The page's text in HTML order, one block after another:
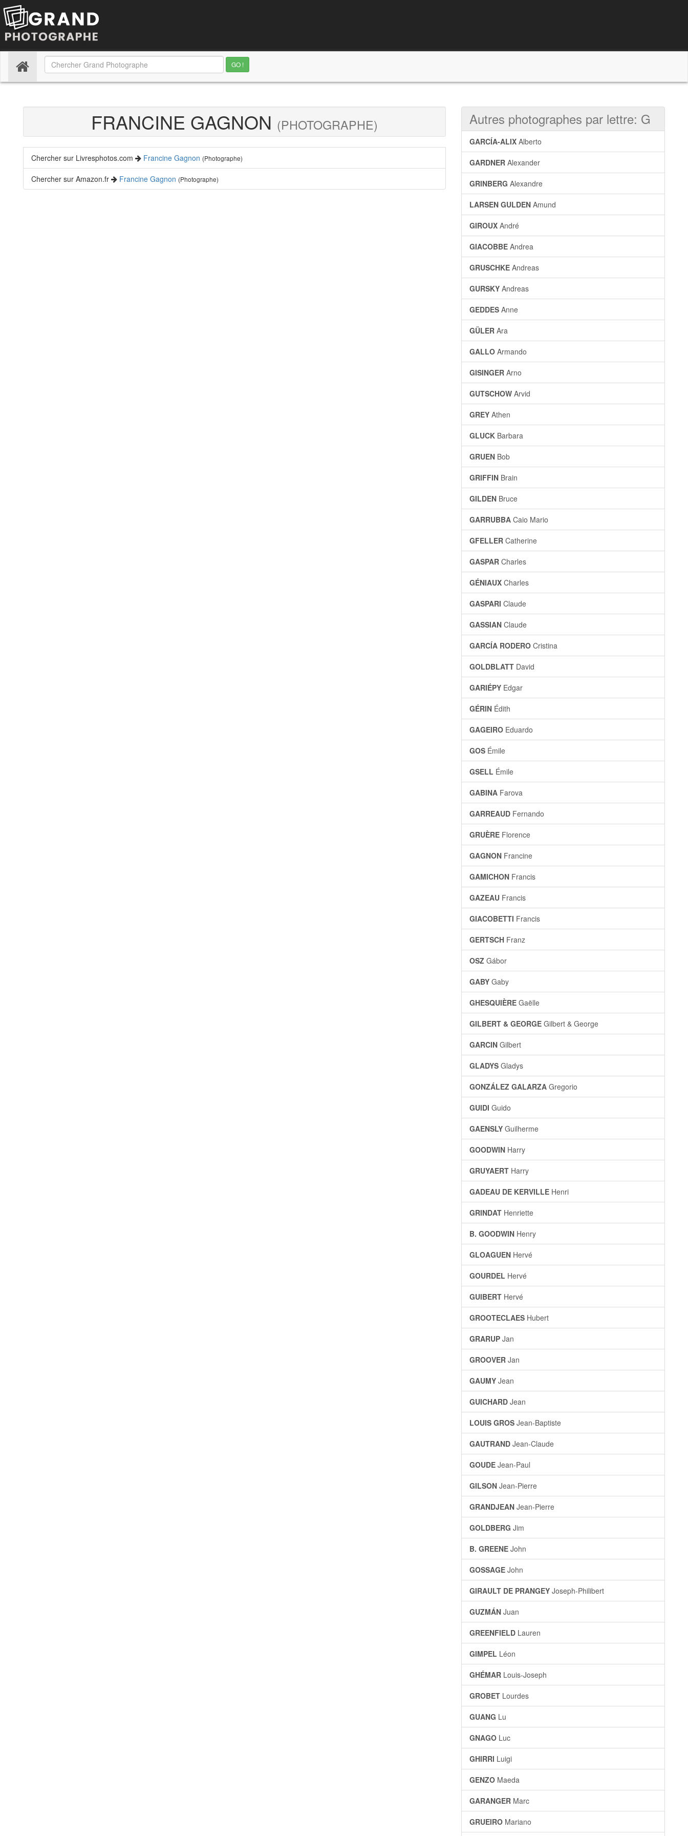
(current)
FRANCINE GAGNON (PHOTOGRAPHE)
Chercher sur Livresphotos.com Francine Gagnon (Photographe)
Chercher sur Amazon.fr Francine Gagnon (Photographe)
Autres photographes par lettre: G
GARCÍA-ALIX Alberto
GARDNER Alexander
GRINBERG Alexandre
LARSEN GULDEN Amund
GIROUX André
GIACOBBE Andrea
GRUSCHKE Andreas
GURSKY Andreas
GEDDES Anne
GÜLER Ara
GALLO Armando
GISINGER Arno
GUTSCHOW Arvid
GREY Athen
GLUCK Barbara
GRUEN Bob
GRIFFIN Brain
GILDEN Bruce
GARRUBBA Caio Mario
GFELLER Catherine
GASPAR Charles
GÉNIAUX Charles
GASPARI Claude
GASSIAN Claude
GARCÍA RODERO Cristina
GOLDBLATT David
GARIÉPY Edgar
GÉRIN Édith
GAGEIRO Eduardo
GOS Émile
GSELL Émile
GABINA Farova
GARREAUD Fernando
GRUÈRE Florence
GAGNON Francine
GAMICHON Francis
GAZEAU Francis
GIACOBETTI Francis
GERTSCH Franz
OSZ Gábor
GABY Gaby
GHESQUIÈRE Gaëlle
GILBERT & GEORGE Gilbert & George
GARCIN Gilbert
GLADYS Gladys
GONZÁLEZ GALARZA Gregorio
GUIDI Guido
GAENSLY Guilherme
GOODWIN Harry
GRUYAERT Harry
GADEAU DE KERVILLE Henri
GRINDAT Henriette
B. GOODWIN Henry
GLOAGUEN Hervé
GOURDEL Hervé
GUIBERT Hervé
GROOTECLAES Hubert
GRARUP Jan
GROOVER Jan
GAUMY Jean
GUICHARD Jean
LOUIS GROS Jean-Baptiste
GAUTRAND Jean-Claude
GOUDE Jean-Paul
GILSON Jean-Pierre
GRANDJEAN Jean-Pierre
GOLDBERG Jim
B. GREENE John
GOSSAGE John
GIRAULT DE PRANGEY Joseph-Philibert
GUZMÁN Juan
GREENFIELD Lauren
GIMPEL Léon
GHÉMAR Louis-Joseph
GROBET Lourdes
GUANG Lu
GNAGO Luc
GHIRRI Luigi
GENZO Maeda
GARANGER Marc
GRUEIRO Mariano